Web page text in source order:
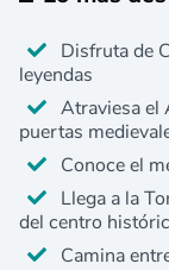
Disfruta de
leyendas
Atraviesa el
puertas
Conoce el
Llega a la
del centro
Camina